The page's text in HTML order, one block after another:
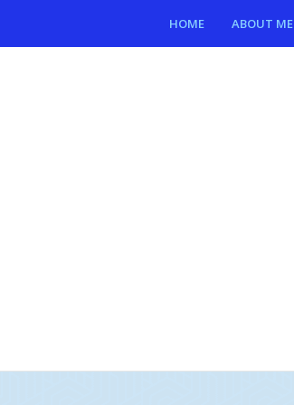
HOME ABOUT ME